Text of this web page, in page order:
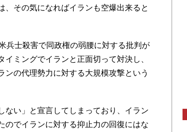
、その気になればイランも空爆出来ると
士殺害で同政権の弱腰に対する批判が
ミングでイランと正面切って対決し、
の代理勢力に対する大規模攻撃という
い」と宣言してしまっており、イラン
のでイランに対する抑止力の回復にはな